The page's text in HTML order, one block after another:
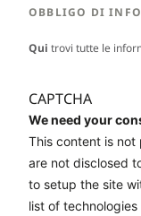
OBBLIGO DI
Qui trovi tutte le
CAPTCHA
We need your
This content is
are not disclosed
to setup the site
list of technologies